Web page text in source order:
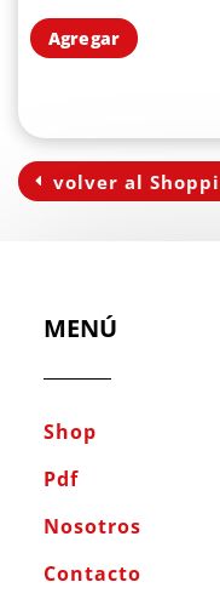
Agregar
volver al
MENÚ
Shop
Pdf
Nosotros
Contacto